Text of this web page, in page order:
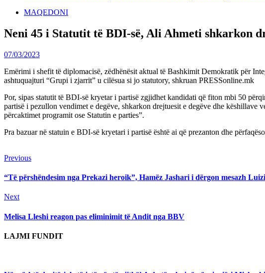
MAQEDONI
Neni 45 i Statutit të BDI-së, Ali Ahmeti shkarkon
07/03/2023
Emërimi i shefit të diplomacisë, zëdhënësit aktual të Bashkimit Demokratik për
ashtuquajturi “Grupi i zjarrit” u cilësua si jo statutory, shkruan PRESSonline.mk
Por, sipas statutit të BDI-së kryetar i partisë zgjidhet kandidati që fiton mbi 50
partisë i pezullon vendimet e degëve, shkarkon drejtuesit e degëve dhe këshillave
përcaktimet programit ose Statutin e parties”.
Pra bazuar në statuin e BDI-së kryetari i partisë është ai që prezanton dhe
Continue
Reading
PreviousPrevious
“Të përshëndesim nga Prekazi heroik”, Hamëz Jashari i dërgon mesazh
NextNext
Melisa Lleshi reagon pas eliminimit të Andit nga BBV
LAJMI FUNDIT